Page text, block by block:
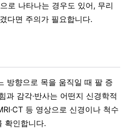
로 나타나는 경우도 있어, 무리
다면 주의가 필요합니다.
방향으로 목을 움직일 때 팔 증
과 감각·반사는 어떤지 신경학적
등 영상으로 신경이나 척수
확인합니다.